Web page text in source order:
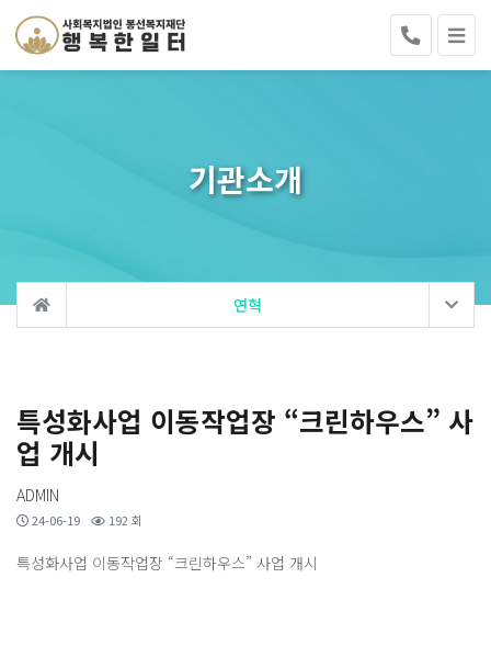
기관소개
연혁
특성화사업 이동작업장 “크린하우스” 사
업 개시
ADMIN
24-06-19 192 회
특성화사업 이동작업장 “크린하우스” 사업 개시